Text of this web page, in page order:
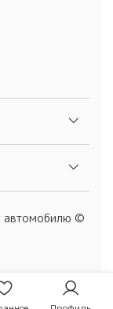
автомобилю ©